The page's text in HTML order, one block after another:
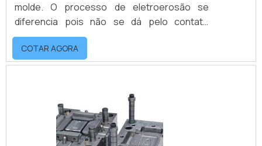
molde. O processo de eletroerosão se
diferencia pois não se dá pelo contato
mecânico de materiais, mas por descargas
elétricas, por este motivo o material como o
grafite é de extrema importância na
cliente se atente à qualidade do produto, a
matéria prima em que é utilizada e acima de
tudo à procedência da empresa
fabricante.Pro.
COTAR AGORA